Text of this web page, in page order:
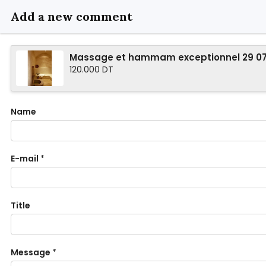
Add a new comment
Massage et hammam exceptionnel 29
120.000 DT
Name
E-mail *
Title
Message *